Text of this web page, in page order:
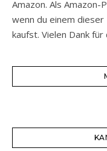
Amazon. Als
wenn du einem
kaufst. Vielen Dank